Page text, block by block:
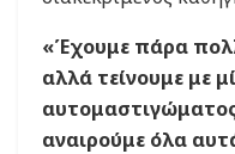
«Έχουμε πάρα
αλλά τείνουμε με
αναιρούμε όλα